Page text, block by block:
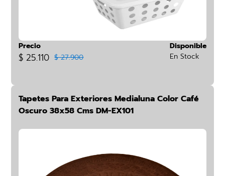
Precio
$ 25.110 $ 27.900
Disponible
En Stock
Tapetes Para Exteriores Medialuna Color Café
Oscuro 38x58 Cms DM-EX101